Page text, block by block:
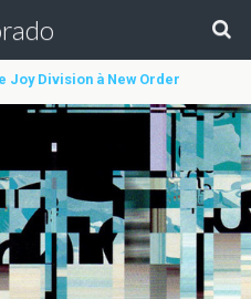
Joy Division à New Order